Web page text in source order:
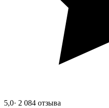
5,0· 2 084 отзыва